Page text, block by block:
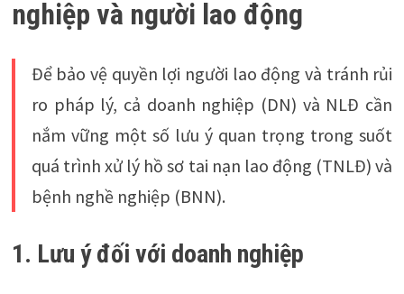
nghiệp và người lao động
Để bảo vệ quyền lợi người lao động và tránh rủi
ro pháp lý, cả doanh nghiệp (DN) và NLĐ cần
nắm vững một số lưu ý quan trọng trong suốt
quá trình xử lý hồ sơ tai nạn lao động (TNLĐ) và
bệnh nghề nghiệp (BNN).
1. Lưu ý đối với doanh nghiệp